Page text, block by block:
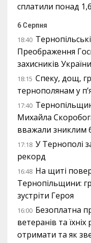
сплатили понад
6 Серпня
18:40
Преображення
захисників України
18:15 Спеку, дощ,
тернополянам у
17:40
Михайла
вважали зниклим
17:18 У Тернополі
рекорд
16:48 На щиті
Тернопільщини:
зустріти Героя
16:00 Безоплатна
ветеранів та
отримати та як